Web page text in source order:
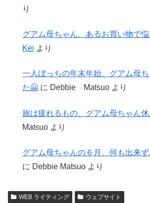
り
グアム母ちゃん、あるお買い物で
Kei より
一人ぼっちの年末年始、グアム母
た🤗 に Debbie Matsuo より
旅は疲れるもの、グアム母ちゃん
Matsuo より
グアム母ちゃんの６月、何も出来
に Debbie Matsuo より
WEB ライティング ウェブサイト